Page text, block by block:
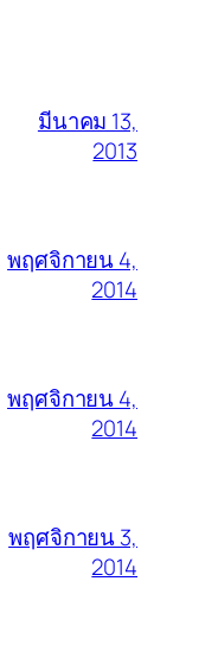
มีนาคม 13,
2013
พฤศจิกายน 4,
2014
พฤศจิกายน 4,
2014
พฤศจิกายน 3,
2014